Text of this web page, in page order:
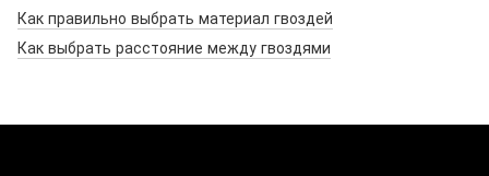
Как правильно выбрать материал гвоздей
Как выбрать расстояние между гвоздями